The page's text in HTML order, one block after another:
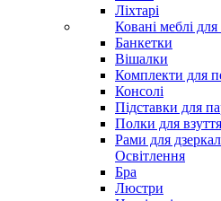
Ліхтарі
Ковані меблі
Банкетки
Вішалки
Комплекти для
Консолі
Підставки для
Полки для взуття
Рами для дзеркал
Освітлення
Бра
Люстри